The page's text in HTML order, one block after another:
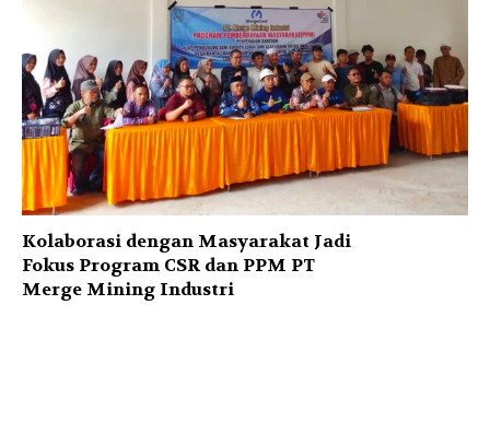
Kolaborasi dengan Masyarakat Jadi
Fokus Program CSR dan PPM PT
Merge Mining Industri